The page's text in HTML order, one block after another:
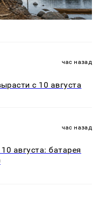
час назад
с 10 августа
час назад
августа: батарея